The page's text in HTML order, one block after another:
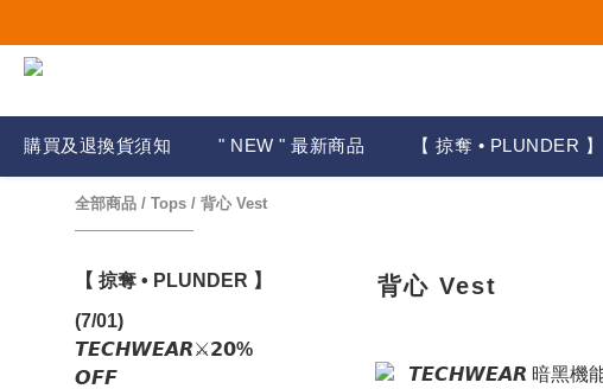
購買及退換貨須知 " NEW " 最新商品 【 掠奪 • PLUNDER 】
全部商品 / Tops / 背心 Vest
【 掠奪 • PLUNDER 】
(7/01)
𝙏𝙀𝘾𝙃𝙒𝙀𝘼𝙍⚔𝟮𝟬%
𝙊𝙁𝙁
背心 Vest